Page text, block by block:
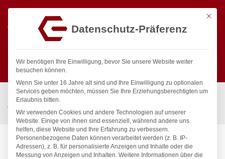
Suchen
Start / Gastronomiebedarf & Gastro Geräte für Profis
Wassertechnik
Spültischbatterie / exip Spültischbatterie 1/2″ ND
Mit
Datenschutz-Präferenz
Wir benötigen Ihre Einwilligung, bevor Sie unsere Website weiter
besuchen können.
Wenn Sie unter 16 Jahre alt sind und Ihre Einwilligung zu optionalen
Services geben möchten, müssen Sie Ihre Erziehungsberechtigten um
Erlaubnis bitten.
Wir verwenden Cookies und andere Technologien auf unserer
Website. Einige von ihnen sind essenziell, während andere uns
helfen, diese Website und Ihre Erfahrung zu verbessern.
Personenbezogene Daten können verarbeitet werden (z. B. IP-
Adressen), z. B. für personalisierte Anzeigen und Inhalte oder die
Messung von Anzeigen und Inhalten. Weitere Informationen über die